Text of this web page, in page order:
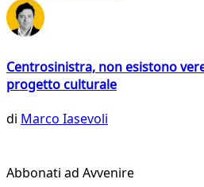
Centrosinistra, non esistono
progetto culturale
di Marco Iasevoli
Abbonati ad Avvenire